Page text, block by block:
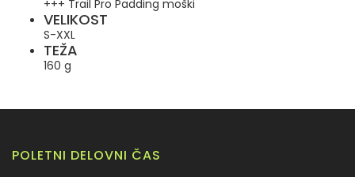
+++ Trail Pro Padding moški
VELIKOST
S-XXL
TEŽA
160 g
POLETNI DELOVNI ČAS